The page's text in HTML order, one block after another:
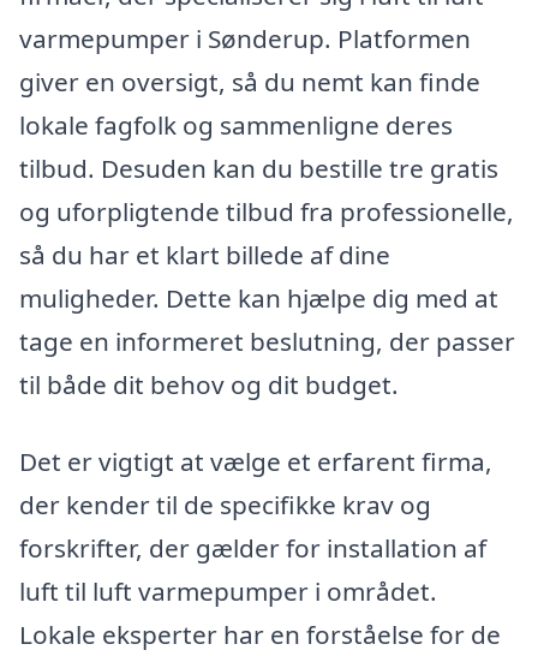
varmepumper i Sønderup. Platformen
giver en oversigt, så du nemt kan finde
lokale fagfolk og sammenligne deres
tilbud. Desuden kan du bestille tre gratis
og uforpligtende tilbud fra professionelle,
så du har et klart billede af dine
muligheder. Dette kan hjælpe dig med at
tage en informeret beslutning, der passer
til både dit behov og dit budget.
Det er vigtigt at vælge et erfarent firma,
der kender til de specifikke krav og
forskrifter, der gælder for installation af
luft til luft varmepumper i området.
Lokale eksperter har en forståelse for de